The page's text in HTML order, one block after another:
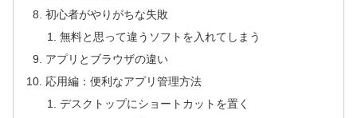
初心者がやりがちな失敗
無料と思って違うソフトを入れてしまう
アプリとブラウザの違い
応用編：便利なアプリ管理方法
デスクトップにショートカットを置く